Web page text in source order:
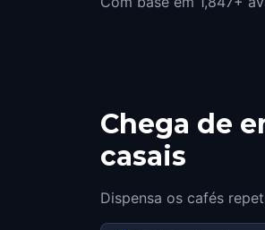
Chega de
casais
Dispensa os cafés